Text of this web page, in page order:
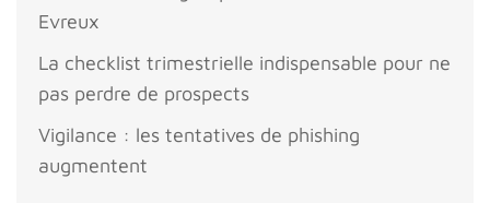
Evreux
La checklist trimestrielle indispensable pour ne
pas perdre de prospects
Vigilance : les tentatives de phishing
augmentent